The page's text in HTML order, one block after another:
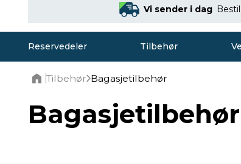
Vi sender i dag
Reservedeler Tilbehør
Tilbehør Bagasjetilbehør
Bagasjetilbehør